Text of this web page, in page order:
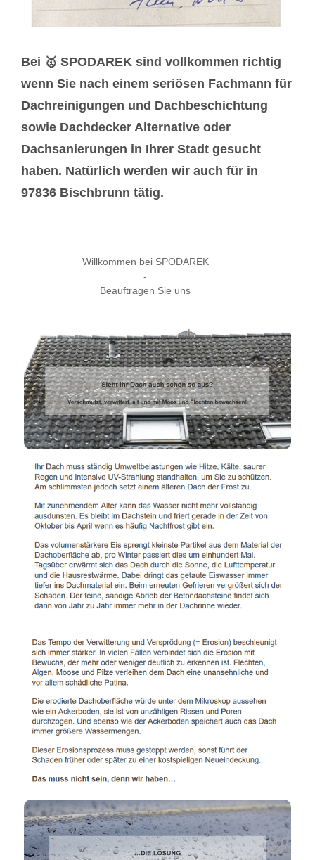
Bei 🥇 SPODAREK sind vollkommen richtig
wenn Sie nach einem seriösen Fachmann für
Dachreinigungen und Dachbeschichtung
sowie Dachdecker Alternative oder
Dachsanierungen in Ihrer Stadt gesucht
haben. Natürlich werden wir auch für in
97836 Bischbrunn tätig.
Willkommen bei SPODAREK
-
Beauftragen Sie uns